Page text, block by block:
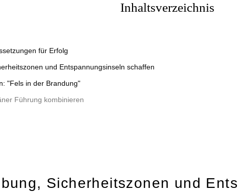
Inhaltsverzeichnis
für Erfolg
und Entspannungsinseln schaffen
"Fels in der Brandung"
Führung kombinieren
Sicherheitszonen und